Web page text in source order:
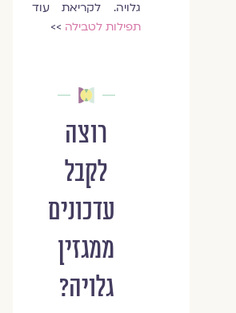
גלויה. לקריאת עוד
תפילות לטבילה>>
רוצה
לקבל
עדכונים
ממגזין
גלויה?